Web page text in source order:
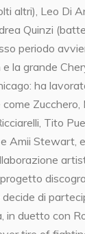
altri), Leo Di
Quinzi
periodo
e la grande
ha
Zucchero,
Tito
Amii Stewart,
di
in duetto con